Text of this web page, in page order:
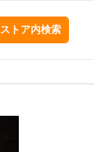
ストア内検索